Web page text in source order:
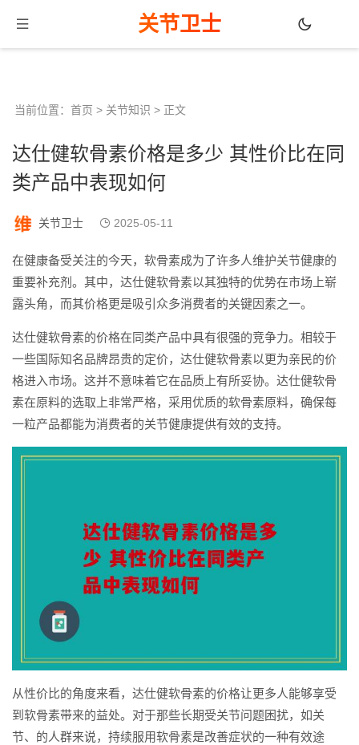
关节卫士
当前位置： 首页 > 关节知识 > 正文
达仕健软骨素价格是多少 其性价比在同
类产品中表现如何
关节卫士 2025-05-11
在健康备受关注的今天，软骨素成为了许多人维护关节健康的
重要补充剂。其中，达仕健软骨素以其独特的优势在市场上崭
露头角，而其价格更是吸引众多消费者的关键因素之一。
达仕健软骨素的价格在同类产品中具有很强的竞争力。相较于
一些国际知名品牌昂贵的定价，达仕健软骨素以更为亲民的价
格进入市场。这并不意味着它在品质上有所妥协。达仕健软骨
素在原料的选取上非常严格，采用优质的软骨素原料，确保每
一粒产品都能为消费者的关节健康提供有效的支持。
从性价比的角度来看，达仕健软骨素的价格让更多人能够享受
到软骨素带来的益处。对于那些长期受关节问题困扰，如关
节、的人群来说，持续服用软骨素是改善症状的一种有效途